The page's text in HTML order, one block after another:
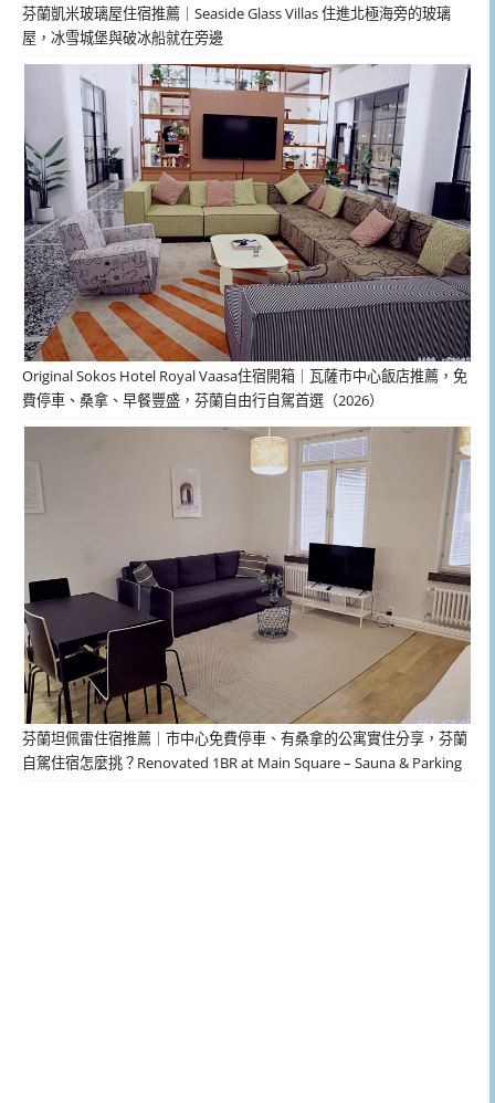
芬蘭凱米玻璃屋住宿推薦｜Seaside Glass Villas 住進北極海旁的玻璃
屋，冰雪城堡與破冰船就在旁邊
Original Sokos Hotel Royal Vaasa住宿開箱｜瓦薩市中心飯店推薦，免
費停車、桑拿、早餐豐盛，芬蘭自由行自駕首選（2026）
芬蘭坦佩雷住宿推薦｜市中心免費停車、有桑拿的公寓實住分享，芬蘭
自駕住宿怎麼挑？Renovated 1BR at Main Square – Sauna & Parking